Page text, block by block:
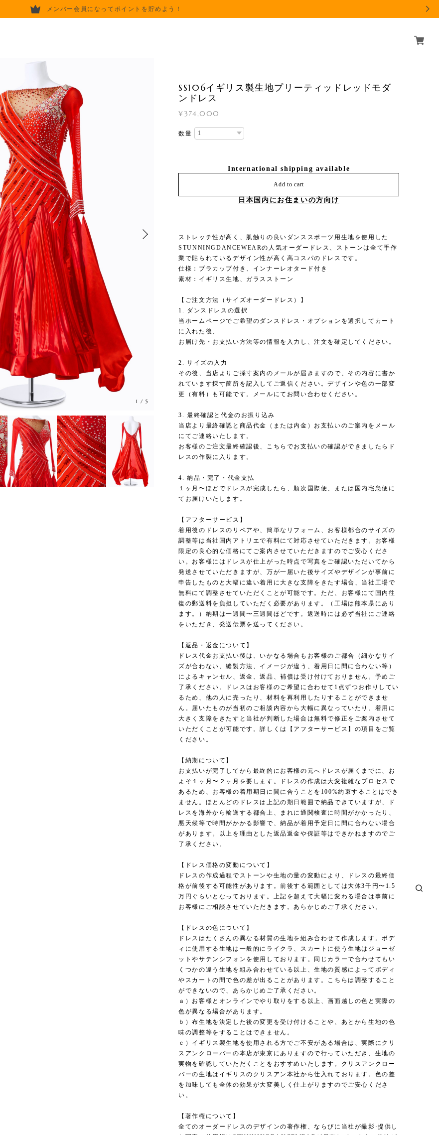
メンバー会員になってポイントを貯めよう！
1 /5
SS106イギリス製生地プリーティッドレッドモダ
ンドレス
¥374,000
数量
International shipping available
Add to cart
日本国内にお住まいの方向け
ストレッチ性が高く、肌触りの良いダンススポーツ用生地を使用した
STUNNINGDANCEWEARの人気オーダードレス、ストーンは全て手作
業で貼られているデザイン性が高く高コスパのドレスです。
仕様：ブラカップ付き、インナーレオタード付き
素材：イギリス生地、ガラスストーン
【ご注文方法（サイズオーダードレス）】
1. ダンスドレスの選択
当ホームページでご希望のダンスドレス・オプションを選択してカート
に入れた後、
お届け先・お支払い方法等の情報を入力し、注文を確定してください。
2. サイズの入力
その後、当店よりご採寸案内のメールが届きますので、その内容に書か
れています採寸箇所を記入してご返信ください。デザインや色の一部変
更（有料）も可能です。メールにてお問い合わせください。
3. 最終確認と代金のお振り込み
当店より最終確認と商品代金（または内金）お支払いのご案内をメール
にてご連絡いたします。
お客様のご注文最終確認後、こちらでお支払いの確認ができましたらド
レスの作製に入ります。
4. 納品・完了・代金支払
１ヶ月〜ほどでドレスが完成したら、順次国際便、または国内宅急便に
てお届けいたします。
【アフターサービス】
着用後のドレスのリペアや、簡単なリフォーム、お客様都合のサイズの
調整等は当社国内アトリエで有料にて対応させていただきます。お客様
限定の良心的な価格にてご案内させていただきますのでご安心くださ
い。お客様にはドレスが仕上がった時点で写真をご確認いただいてから
発送させていただきますが、万が一届いた後サイズやデザインが事前に
申告したものと大幅に違い着用に大きな支障をきたす場合、当社工場で
無料にて調整させていただくことが可能です。ただ、お客様にて国内往
復の郵送料を負担していただく必要があります。（工場は熊本県にあり
ます。）納期は一週間〜三週間ほどです。返送時には必ず当社にご連絡
をいただき、発送伝票を送ってください。
【返品・返金について】
ドレス代金お支払い後は、いかなる場合もお客様のご都合（細かなサイ
ズが合わない、縫製方法、イメージが違う、着用日に間に合わない等）
によるキャンセル、返金、返品、補償は受け付けておりません。予めご
了承ください。ドレスはお客様のご希望に合わせて1点ずつお作りしてい
るため、他の人に売ったり、材料を再利用したりすることができませ
ん。届いたものが当初のご相談内容から大幅に異なっていたり、着用に
大きく支障をきたすと当社が判断した場合は無料で修正をご案内させて
いただくことが可能です。詳しくは【アフターサービス】の項目をご覧
ください。
【納期について】
お支払いが完了してから最終的にお客様の元へドレスが届くまでに、お
よそ１ヶ月〜２ヶ月を要します。ドレスの作成は大変複雑なプロセスで
あるため、お客様の着用期日に間に合うことを100%約束することはでき
ません。ほとんどのドレスは上記の期日範囲で納品できていますが、ド
レスを海外から輸送する都合上、まれに通関検査に時間がかかったり、
悪天候等で時間がかかる影響で、納品が着用予定日に間に合わない場合
があります。以上を理由とした返品返金や保証等はできかねますのでご
了承ください。
【ドレス価格の変動について】
ドレスの作成過程でストーンや生地の量の変動により、ドレスの最終価
格が前後する可能性があります。前後する範囲としては大体3千円〜1.5
万円ぐらいとなっております。上記を超えて大幅に変わる場合は事前に
お客様にご相談させていただきます。あらかじめご了承ください。
【ドレスの色について】
ドレスはたくさんの異なる材質の生地を組み合わせて作成します。ボデ
ィに使用する生地は一般的にライクラ、スカートに使う生地はジョーゼ
ットやサテンシフォンを使用しております。同じカラーで合わせてもい
くつかの違う生地を組み合わせている以上、生地の質感によってボディ
やスカートの間で色の差が出ることがあります。こちらは調整すること
ができないので、あらかじめご了承ください。
ａ）お客様とオンラインでやり取りをする以上、画面越しの色と実際の
色が異なる場合があります。
ｂ）布生地を決定した後の変更を受け付けることや、あとから生地の色
味の調整等をすることはできません。
ｃ）イギリス製生地を使用される方でご不安がある場合は、実際にクリ
スアンクローバーの本店が東京にありますので行っていただき、生地の
実物を確認していただくことをおすすめいたします。クリスアンクロー
バーの生地はイギリスのクリスアン本社から仕入れております。色の差
を加味しても全体の効果が大変美しく仕上がりますのでご安心くださ
い。
【著作権について】
全てのオーダードレスのデザインの著作権、ならびに当社が撮影·提供し